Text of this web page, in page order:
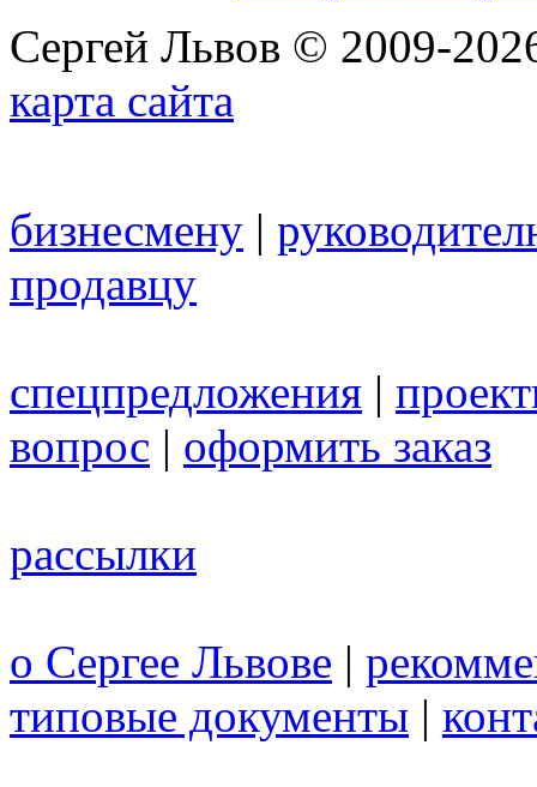
Сергей Львов © 2009-
карта сайта
бизнесмену |
продавцу
спецпредложения |
вопрос | оформить заказ
рассылки
о Сергее Львове |
типовые документы |